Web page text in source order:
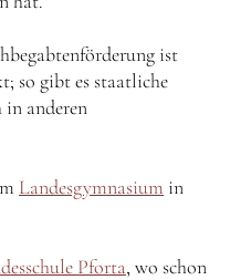
ist
so gibt es staatliche
anderen
Landesgymnasium in
Pforta, wo schon